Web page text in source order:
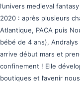
l’univers medieval
2020 : après plusieurs
Atlantique, PACA puis
bébé de 4 ans),
arrive début mars et
confinement ! Elle
boutiques et l’avenir